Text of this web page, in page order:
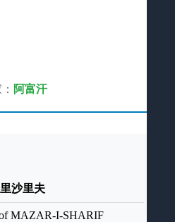
阿富汗
沙里夫
MAZAR-I-SHARIF